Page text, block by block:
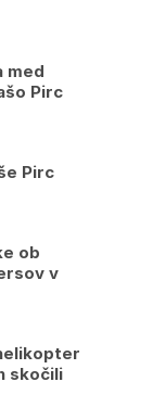
med
Pirc
Pirc
ob
v
skočili